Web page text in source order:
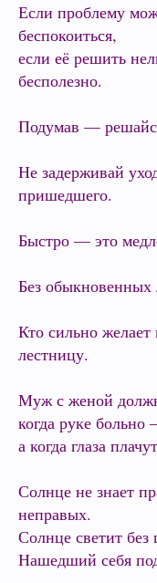
Если проблему
беспокоиться,
если её решить
бесполезно.
Подумав —
Не задерживай
пришедшего.
Быстро — это
Без обыкновенных
Кто сильно желает
лестницу.
Муж с женой
когда руке больно
а когда глаза
Солнце не знает
неправых.
Солнце светит без
Нашедший себя